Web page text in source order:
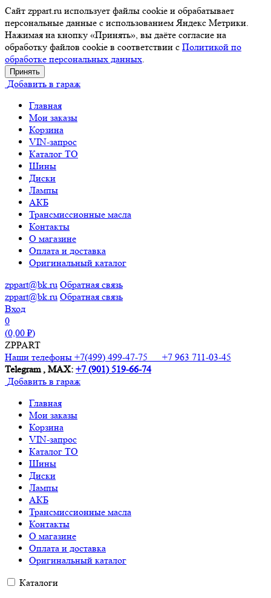
Сайт zppart.ru использует файлы cookie и обрабатывает
персональные данные с использованием Яндекс Метрики.
Нажимая на кнопку «Принять», вы даёте согласие на
обработку файлов cookie в соответствии с Политикой по
обработке персональных данных.
Принять
Добавить в гараж
Главная
Мои заказы
Корзина
VIN-запрос
Каталог TO
Шины
Диски
Лампы
АКБ
Трансмиссионные масла
Контакты
О магазине
Оплата и доставка
Оригинальный каталог
zppart@bk.ru Обратная связь
zppart@bk.ru Обратная связь
Вход
0
(0,00 ₽)
ZPPART
Наши телефоны +7(499) 499-47-75 +7 963 711-03-45
Telegram , MAX: +7 (901) 519-66-74
Добавить в гараж
Главная
Мои заказы
Корзина
VIN-запрос
Каталог TO
Шины
Диски
Лампы
АКБ
Трансмиссионные масла
Контакты
О магазине
Оплата и доставка
Оригинальный каталог
Каталоги